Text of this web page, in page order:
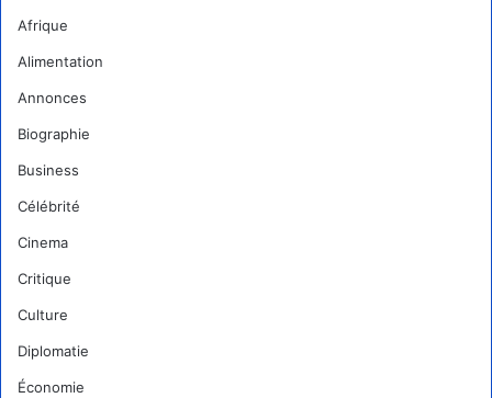
Afrique
Alimentation
Annonces
Biographie
Business
Célébrité
Cinema
Critique
Culture
Diplomatie
Économie